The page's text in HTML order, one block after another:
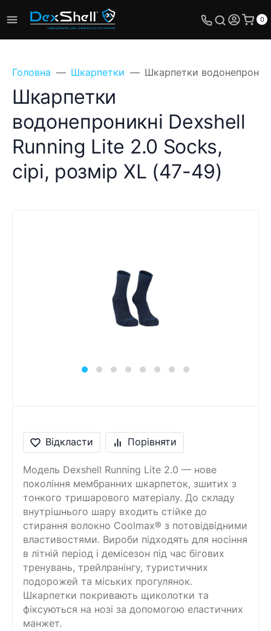
0
Головна Шкарпетки Шкарпетки
Шкарпетки
водонепроникні Dexshell
Running Lite 2.0 Socks,
сірі, розмір XL (47-49)
Відкласти Порівняти
Модель Dexshell Running Lite 2.0 — нове
покоління мембранних шкарпеток, зшитих з
тонкого тришарового матеріалу. До складу
внутрішнього шару входить стійке до
стирання волокно Coolmax® з потовідвідними
властивостями. Вироби підходять для носіння
в літній період і демісезон під час бігових
тренувань, трейлранінгу, туристичних
подорожей та міських прогулянок.
Шкарпетки покривають щиколотки та
фіксуються на нозі за допомогою еластичних
манжет.